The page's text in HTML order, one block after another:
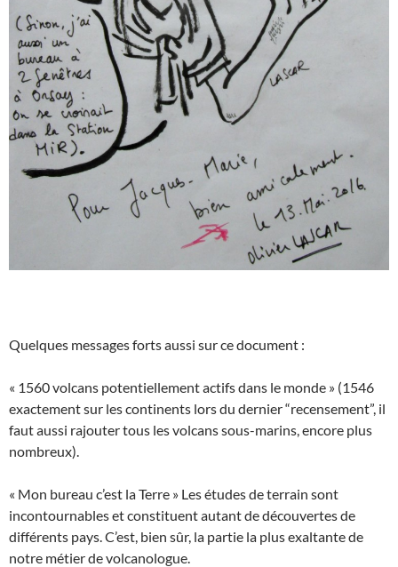
Quelques messages forts aussi sur ce document :
« 1560 volcans potentiellement actifs dans le monde » (1546
exactement sur les continents lors du dernier “recensement”, il
faut aussi rajouter tous les volcans sous-marins, encore plus
nombreux).
« Mon bureau c’est la Terre » Les études de terrain sont
incontournables et constituent autant de découvertes de
différents pays. C’est, bien sûr, la partie la plus exaltante de
notre métier de volcanologue.